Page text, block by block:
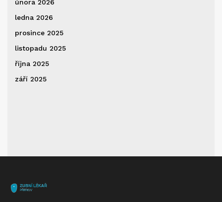
února 2026
ledna 2026
prosince 2025
listopadu 2025
října 2025
září 2025